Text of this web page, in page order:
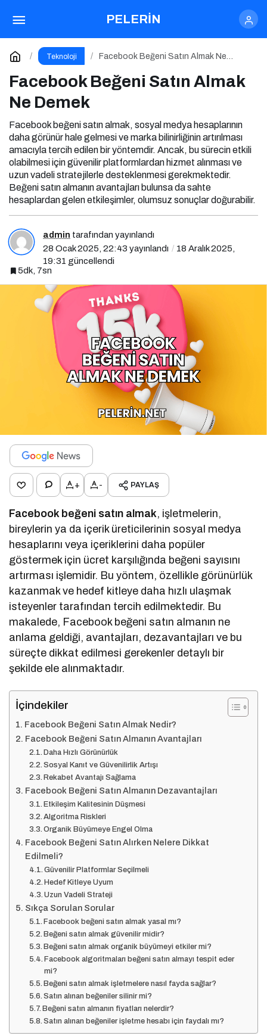
PELERİN
Teknoloji
Facebook Beğeni Satın Almak Ne
Facebook Beğeni Satın Almak
Ne Demek
Facebook beğeni satın almak, sosyal medya hesaplarının
daha görünür hale gelmesi ve marka bilinirliğinin artırılması
amacıyla tercih edilen bir yöntemdir. Ancak, bu sürecin etkili
olabilmesi için güvenilir platformlardan hizmet alınması ve
uzun vadeli stratejilerle desteklenmesi gerekmektedir.
Beğeni satın almanın avantajları bulunsa da sahte
hesaplardan gelen etkileşimler, olumsuz sonuçlar doğurabilir.
admin tarafından yayınlandı
28 Ocak 2025, 22:43 yayınlandı
18 Aralık 2025,
19:31 güncellendi
5dk, 7sn
+ - PAYLAŞ
Facebook beğeni satın almak, işletmelerin,
bireylerin ya da içerik üreticilerinin sosyal medya
hesaplarını veya içeriklerini daha popüler
göstermek için ücret karşılığında beğeni sayısını
artırması işlemidir. Bu yöntem, özellikle görünürlük
kazanmak ve hedef kitleye daha hızlı ulaşmak
isteyenler tarafından tercih edilmektedir. Bu
makalede, Facebook beğeni satın almanın ne
anlama geldiği, avantajları, dezavantajları ve bu
süreçte dikkat edilmesi gerekenler detaylı bir
şekilde ele alınmaktadır.
İçindekiler
Facebook Beğeni Satın Almak Nedir?
Facebook Beğeni Satın Almanın Avantajları
Daha Hızlı Görünürlük
Sosyal Kanıt ve Güvenilirlik Artışı
Rekabet Avantajı Sağlama
Facebook Beğeni Satın Almanın Dezavantajları
Etkileşim Kalitesinin Düşmesi
Algoritma Riskleri
Organik Büyümeye Engel Olma
Facebook Beğeni Satın Alırken Nelere Dikkat
Edilmeli?
Güvenilir Platformlar Seçilmeli
Hedef Kitleye Uyum
Uzun Vadeli Strateji
Sıkça Sorulan Sorular
Facebook beğeni satın almak yasal mı?
Beğeni satın almak güvenilir midir?
Beğeni satın almak organik büyümeyi etkiler mi?
Facebook algoritmaları beğeni satın almayı tespit eder
mi?
Beğeni satın almak işletmelere nasıl fayda sağlar?
Satın alınan beğeniler silinir mi?
Beğeni satın almanın fiyatları nelerdir?
Satın alınan beğeniler işletme hesabı için faydalı mı?
Facebook Takipçi Satın Almak Ne Demek
Yorum Yap